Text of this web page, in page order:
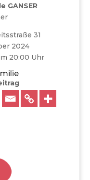
GANSER
31
2024
20:00 Uhr